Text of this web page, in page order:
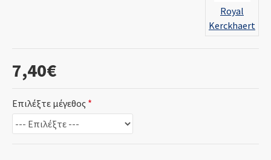
7,40€
Royal
Kerckhaert
Επιλέξτε μέγεθος